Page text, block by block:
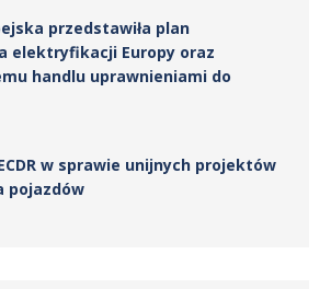
przedstawiła plan
elektryfikacji Europy oraz
handlu uprawnieniami do
w sprawie unijnych projektów
pojazdów